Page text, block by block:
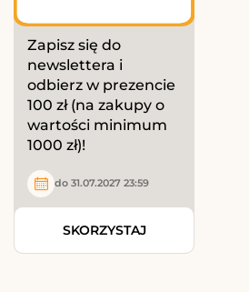
Zapisz się do
newslettera i
odbierz w prezencie
100 zł (na zakupy o
wartości minimum
1000 zł)!
do 31.07.2027 23:59
SKORZYSTAJ